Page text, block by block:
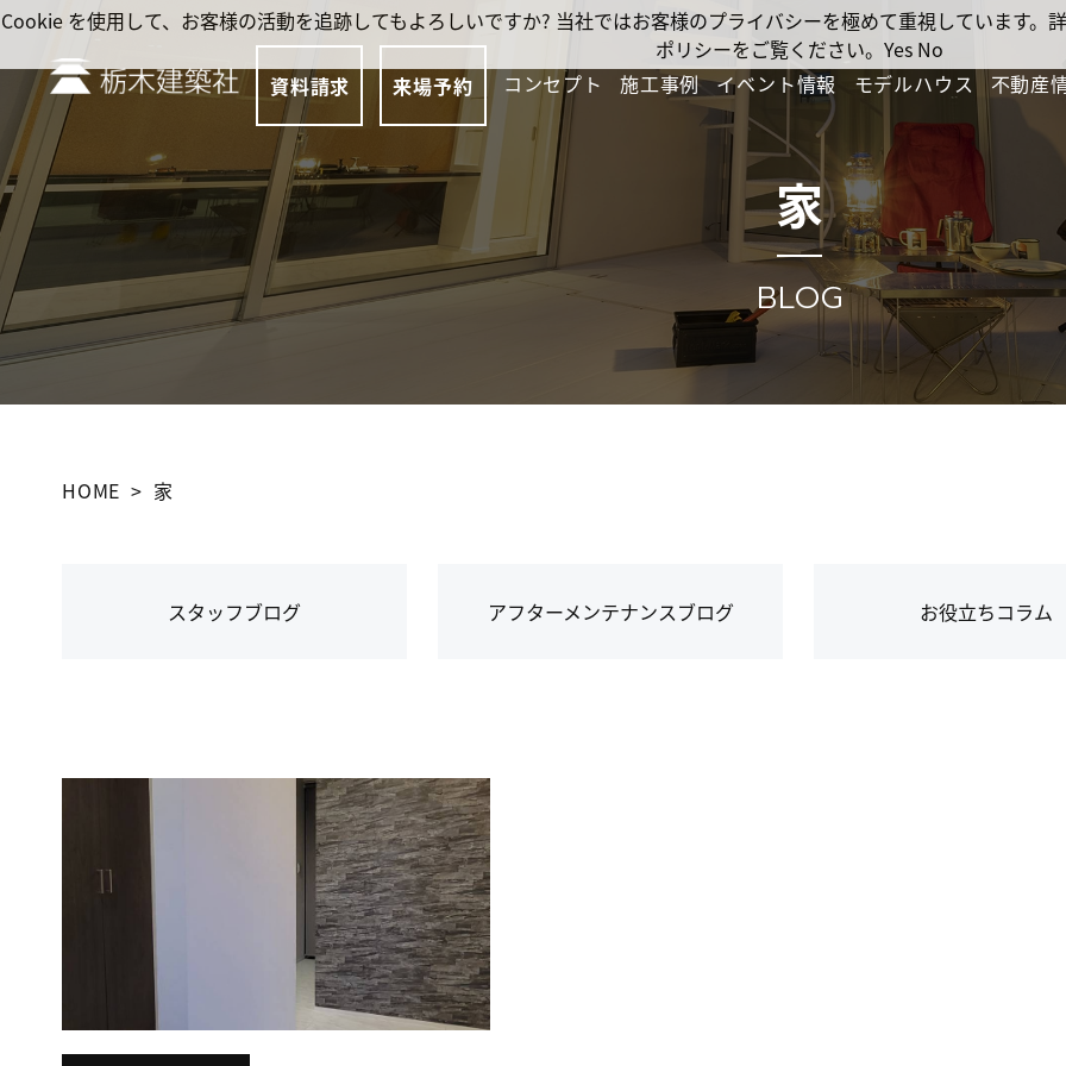
資料請求 来場予約 コンセプト 施工事例 イベント情報 モデルハウス 不動産
家
BLOG
HOME 家
スタッフブログ アフターメンテナンスブログ お役立ちコラム
Cookie を使用して、お客様の活動を追跡してもよろしいですか? 当社ではお客様のプライバシーを極めて重視しています
ポリシーをご覧ください。 Yes No